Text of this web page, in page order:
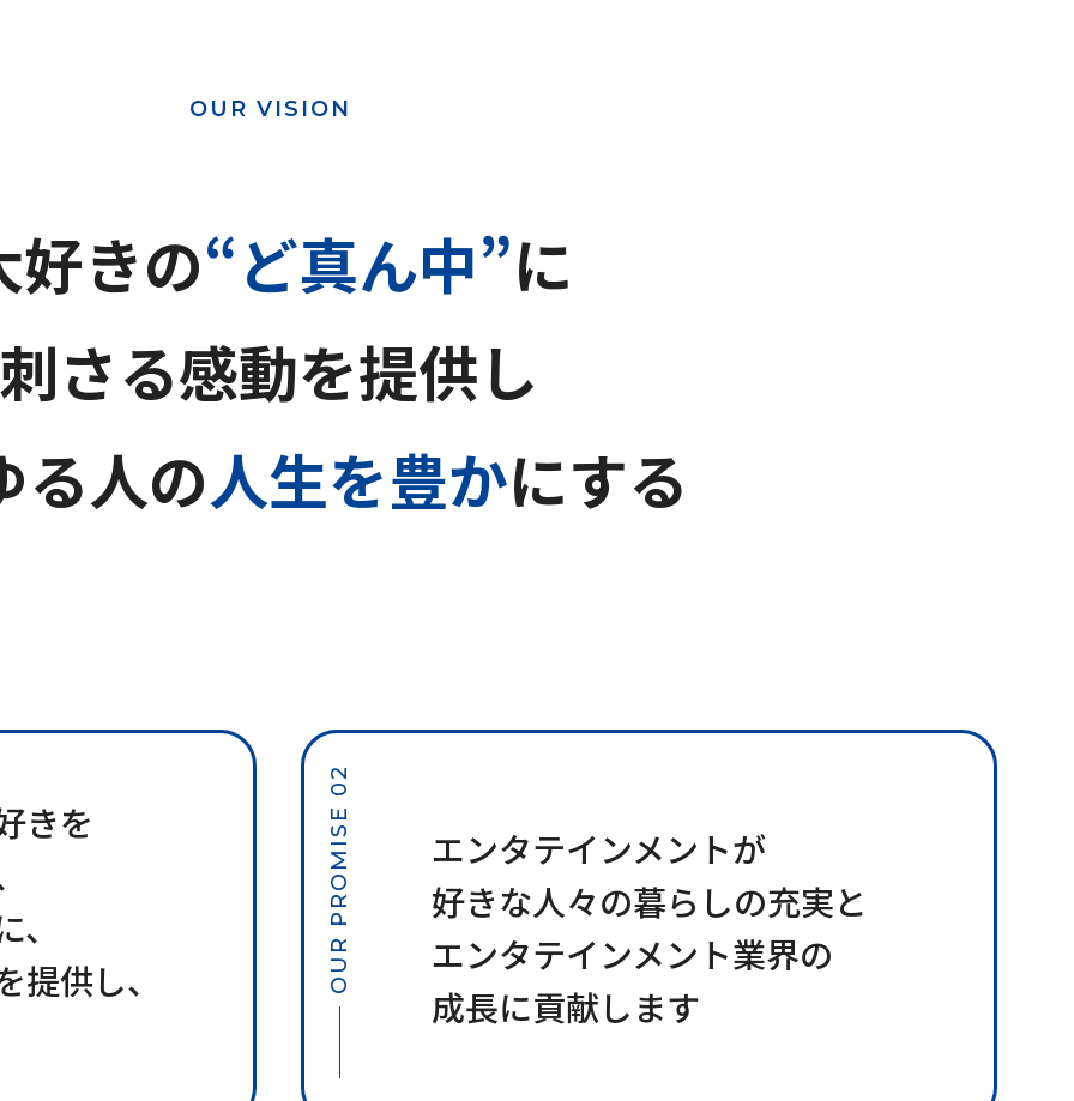
OUR VISION
好きの“ど真ん中”に
刺さる感動を提供し
る人の人生を豊かにする
きを
供し、
OUR PROMISE 02
エンタテインメントが
好きな人々の暮らしの充実と
エンタテインメント業界の
成長に貢献します